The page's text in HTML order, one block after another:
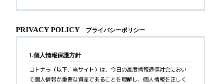
PRIVACY POLICY プライバシーポリシー
1.個人情報保護方針
コトナラ（以下、当サイト）は、今日の高度情報通信社会におい
て個人情報が重要な資産であることを理解し、個人情報を正しく